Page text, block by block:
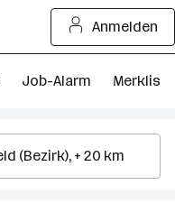
Anmelden
Job-Alarm Merkliste